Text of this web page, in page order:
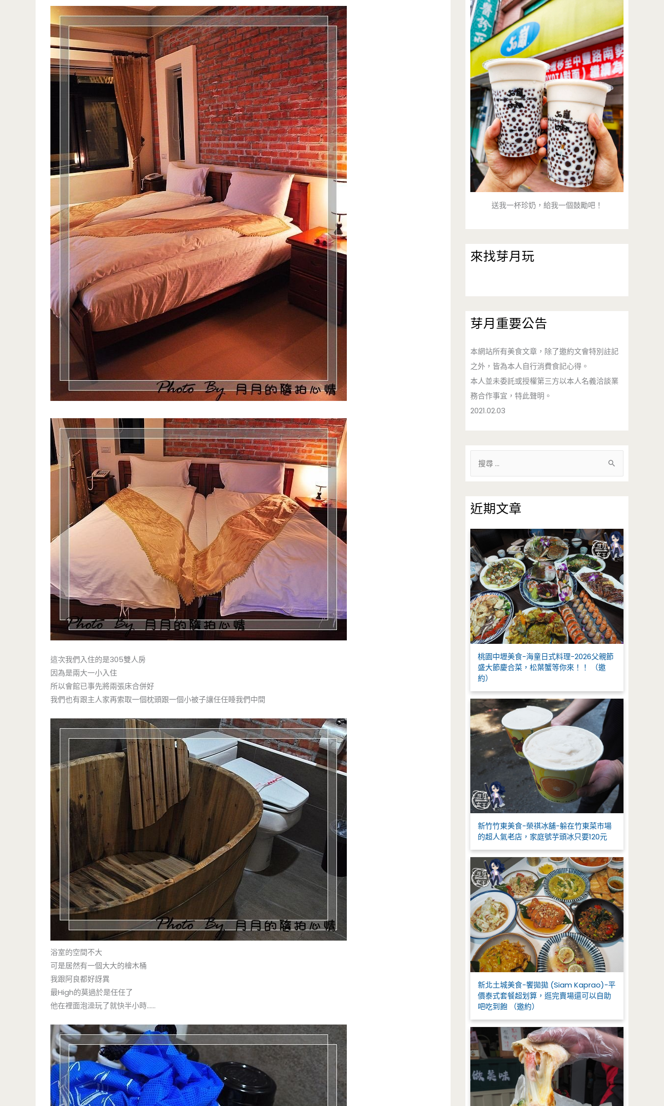
這次我們入住的是305雙人房
因為是兩大一小入住
所以會館已事先將兩張床合併好
我們也有跟主人家再索取一個枕頭跟一個小被子讓任任睡我們中間
浴室的空間不大
可是居然有一個大大的檜木桶
我跟阿良都好訝異
最High的莫過於是任任了
他在裡面泡澡玩了就快半小時……
送我一杯珍奶，給我一個鼓勵吧！
來找芽月玩
芽月重要公告
本網站所有美食文章，除了邀約文會特別註記
之外，皆為本人自行消費食記心得。
本人並未委託或授權第三方以本人名義洽談業
務合作事宜，特此聲明。
2021.02.03
鍵
字
:
近期文章
桃園中壢美食-海童日式料理-2026父親節
盛大節慶合菜，松葉蟹等你來！！ （邀
約）
新竹竹東美食-榮祺冰舖-躲在竹東菜市場
的超人氣老店，家庭號芋頭冰只要120元
新北土城美食-饗拋拋 (Siam Kaprao)-平
價泰式套餐超划算，逛完賣場還可以自助
吧吃到飽 （邀約）